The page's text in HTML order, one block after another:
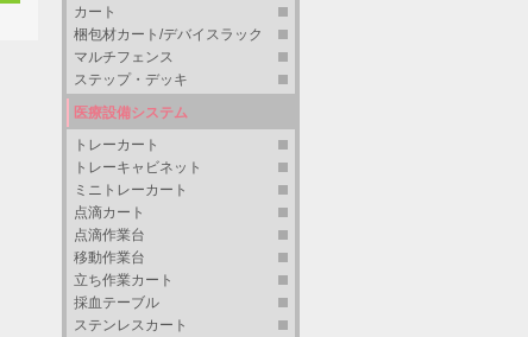
カート
梱包材カート/デバイスラック
マルチフェンス
ステップ・デッキ
医療設備システム
トレーカート
トレーキャビネット
ミニトレーカート
点滴カート
点滴作業台
移動作業台
立ち作業カート
採血テーブル
ステンレスカート